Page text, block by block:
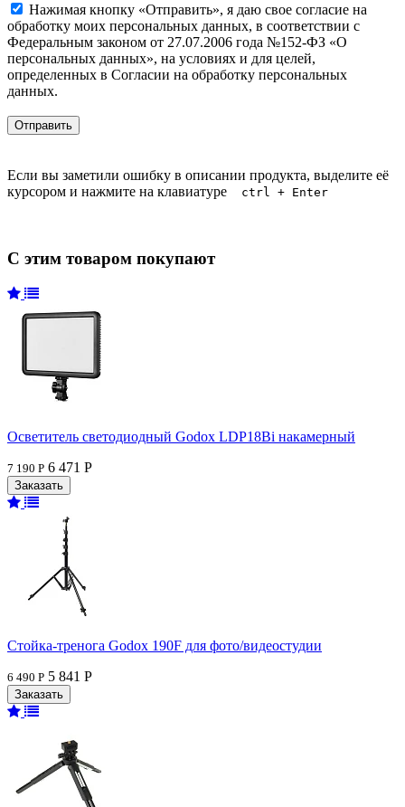
Нажимая кнопку «Отправить», я даю свое согласие на
обработку моих персональных данных, в соответствии с
Федеральным законом от 27.07.2006 года №152-ФЗ «О
персональных данных», на условиях и для целей,
определенных в Согласии на обработку персональных
данных.
Если вы заметили ошибку в описании продукта, выделите её
курсором и нажмите на клавиатуре
ctrl + Enter
С этим товаром покупают
Осветитель светодиодный Godox LDP18Bi накамерный
7 190 Р 6 471 Р
Стойка-тренога Godox 190F для фото/видеостудии
6 490 Р 5 841 Р